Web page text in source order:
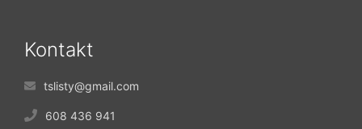
Kontakt
tslisty@gmail.com
608 436 941